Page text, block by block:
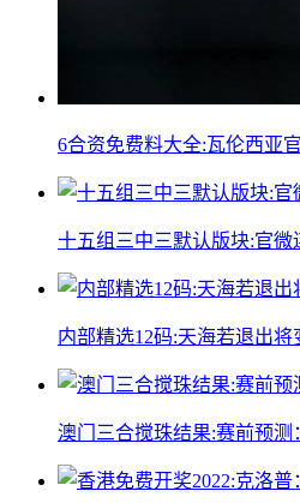
6合资免费料大全:瓦伦西亚
十五组三中三默认版块:官
内部精选12码:天海若退出
澳门三合搅珠结果:赛前预